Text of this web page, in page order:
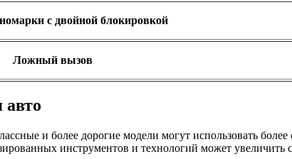
с двойной блокировкой
Ложный вызов
авто
и более дорогие модели могут использовать
инструментов и технологий может увеличить